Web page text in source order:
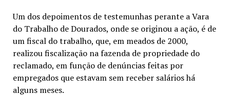
Um dos depoimentos de testemunhas perante a Vara
do Trabalho de Dourados, onde se originou a ação, é de
um fiscal do trabalho, que, em meados de 2000,
realizou fiscalização na fazenda de propriedade do
reclamado, em função de denúncias feitas por
empregados que estavam sem receber salários há
alguns meses.